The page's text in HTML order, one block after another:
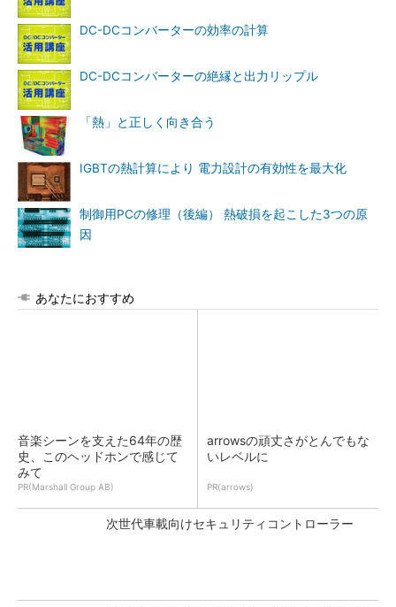
DC-DCコンバーターの効率の計算
DC-DCコンバーターの絶縁と出力リップル
「熱」と正しく向き合う
IGBTの熱計算により 電力設計の有効性を最大化
制御用PCの修理（後編） 熱破損を起こした3つの原
因
あなたにおすすめ
音楽シーンを支えた64年の歴
史、このヘッドホンで感じて
みて
PR(Marshall Group AB)
arrowsの頑丈さがとんでもな
いレベルに
PR(arrows)
次世代車載向けセキュリティコントローラー